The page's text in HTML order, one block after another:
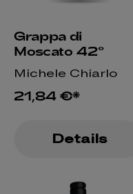
Grappa di
Moscato 42°
Michele Chiarlo
21,84 €*
Details